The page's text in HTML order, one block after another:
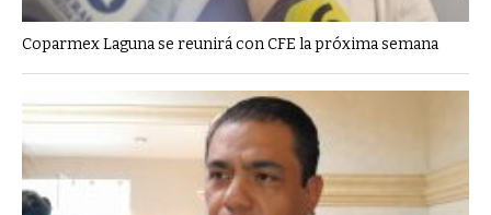
Coparmex Laguna se reunirá con CFE la próxima semana